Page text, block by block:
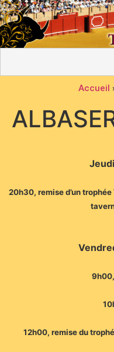
Accueil
20h30, remise d’un
12h00, remise du